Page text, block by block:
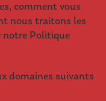
comment vous
nous traitons les
notre Politique
domaines suivants